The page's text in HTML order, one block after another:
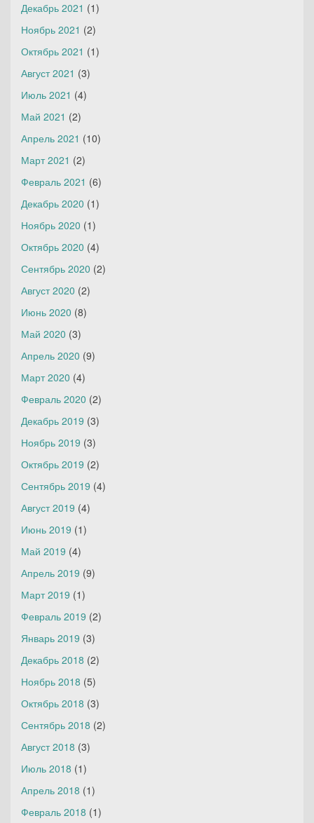
Декабрь 2021 (1)
Ноябрь 2021 (2)
Октябрь 2021 (1)
Август 2021 (3)
Июль 2021 (4)
Май 2021 (2)
Апрель 2021 (10)
Март 2021 (2)
Февраль 2021 (6)
Декабрь 2020 (1)
Ноябрь 2020 (1)
Октябрь 2020 (4)
Сентябрь 2020 (2)
Август 2020 (2)
Июнь 2020 (8)
Май 2020 (3)
Апрель 2020 (9)
Март 2020 (4)
Февраль 2020 (2)
Декабрь 2019 (3)
Ноябрь 2019 (3)
Октябрь 2019 (2)
Сентябрь 2019 (4)
Август 2019 (4)
Июнь 2019 (1)
Май 2019 (4)
Апрель 2019 (9)
Март 2019 (1)
Февраль 2019 (2)
Январь 2019 (3)
Декабрь 2018 (2)
Ноябрь 2018 (5)
Октябрь 2018 (3)
Сентябрь 2018 (2)
Август 2018 (3)
Июль 2018 (1)
Апрель 2018 (1)
Февраль 2018 (1)